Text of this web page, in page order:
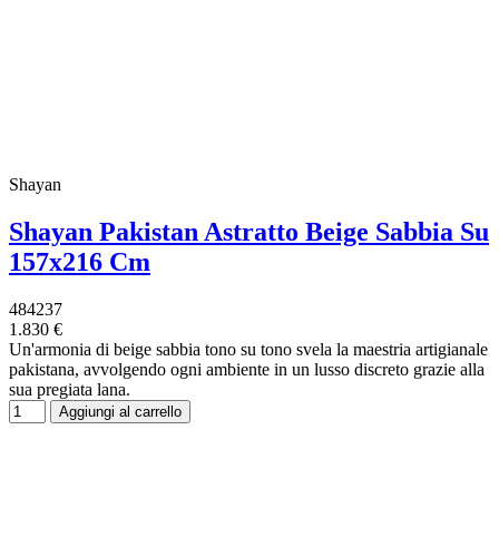
Shayan
Shayan Pakistan Astratto Beige Sabbia Su
157x216 Cm
484237
1.830 €
Un'armonia di beige sabbia tono su tono svela la maestria artigianale
pakistana, avvolgendo ogni ambiente in un lusso discreto grazie alla
sua pregiata lana.
Aggiungi al carrello